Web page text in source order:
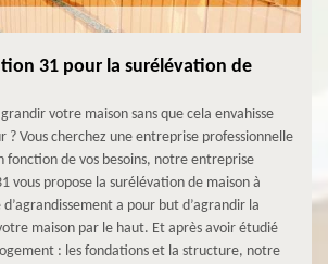
31 pour la surélévation de
votre maison sans que cela envahisse
? Vous cherchez une entreprise professionnelle
fonction de vos besoins, notre entreprise
vous propose la surélévation de maison à
a pour but d’agrandir la
maison par le haut. Et après avoir étudié
: les fondations et la structure, notre